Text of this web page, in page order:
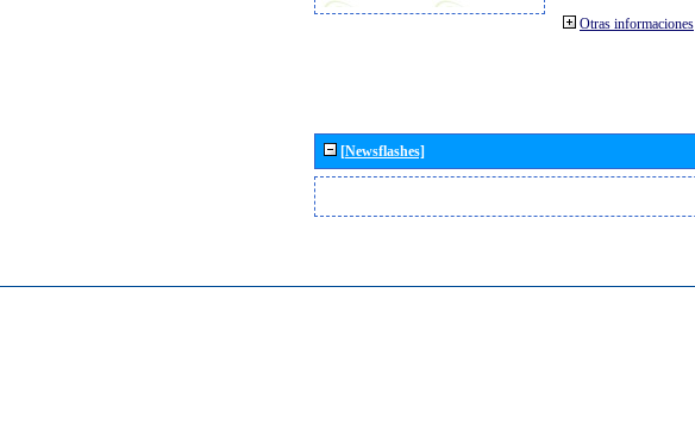
Otras informaciones
[Newsflashes]